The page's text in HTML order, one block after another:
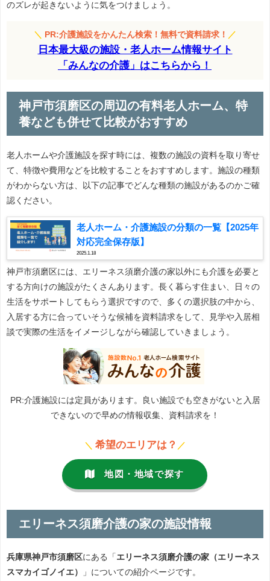
のズレが起きないように気をつけましょう。
＼ PR:介護施設をかんたん検索！無料で資料請求！ ／
日本最大級の施設・老人ホーム情報サイト
「みんなの介護」はこちらから！
神戸市須磨区の周辺の有料老人ホーム、特
養なども併せて比較がおすすめ
老人ホームや介護施設を探す時には、複数の施設の資料を取り寄せ
て、特徴や費用などを比較することをおすすめします。施設の種類
がわからない方は、以下の記事でどんな種類の施設があるのかご確
認ください。
老人ホーム・介護施設の分類の一覧【2025年
対応完全保存版】
2025.1.18
神戸市須磨区には、エリーネス須磨介護の家以外にも介護を必要と
する方向けの施設がたくさんあります。長く暮らす住まい、日々の
生活をサポートしてもらう選択ですので、多くの選択肢の中から、
入居する方に合っていそうな候補を資料請求をして、見学や入居相
談で実際の生活をイメージしながら確認していきましょう。
PR:介護施設には定員があります。良い施設でも空きがないと入居
できないので早めの情報収集、資料請求を！
＼ 希望のエリアは？ ／
地図・地域で探す
エリーネス須磨介護の家の施設情報
兵庫県神戸市須磨区にある「 エリーネス須磨介護の家（エリーネス
スマカイゴノイエ）
」についての紹介ページです。